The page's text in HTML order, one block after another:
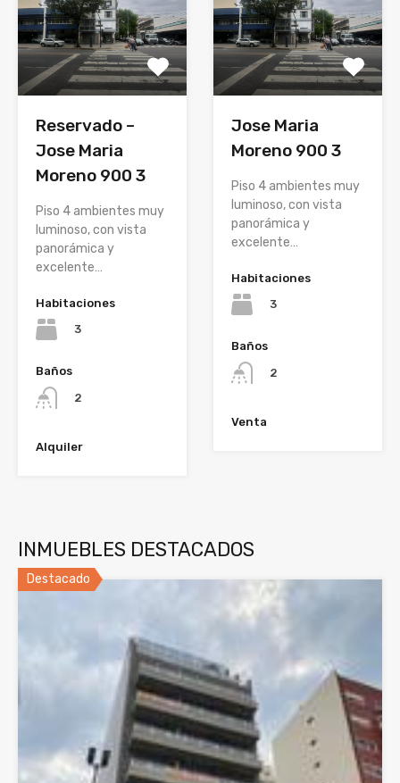
Reservado –
Jose Maria
Moreno 900 3
Piso 4 ambientes muy
luminoso, con vista
panorámica y
excelente…
Habitaciones
3
Baños
2
Alquiler
Jose Maria
Moreno 900 3
Piso 4 ambientes muy
luminoso, con vista
panorámica y
excelente…
Habitaciones
3
Baños
2
Venta
INMUEBLES DESTACADOS
Destacado